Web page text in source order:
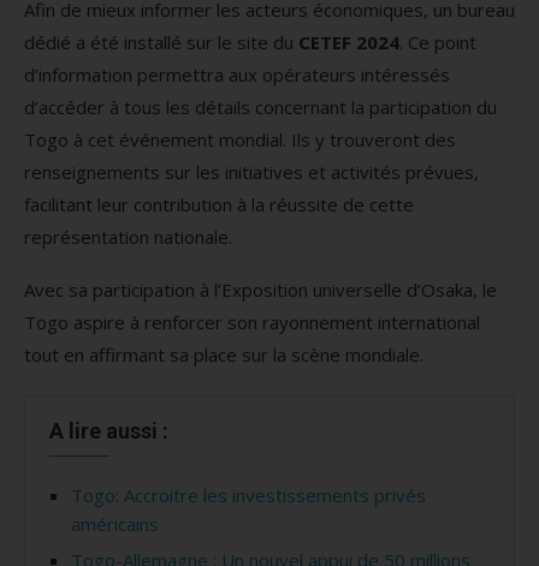
Afin de mieux informer les acteurs économiques, un bureau
dédié a été installé sur le site du CETEF 2024. Ce point
d’information permettra aux opérateurs intéressés
d’accéder à tous les détails concernant la participation du
Togo à cet événement mondial. Ils y trouveront des
renseignements sur les initiatives et activités prévues,
facilitant leur contribution à la réussite de cette
représentation nationale.
Avec sa participation à l’Exposition universelle d’Osaka, le
Togo aspire à renforcer son rayonnement international
tout en affirmant sa place sur la scène mondiale.
A lire aussi :
Togo: Accroitre les investissements privés
américains
Togo-Allemagne : Un nouvel appui de 50 millions